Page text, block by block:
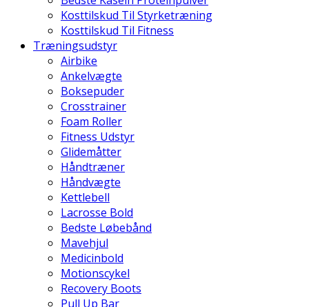
Kosttilskud Til Styrketræning
Kosttilskud Til Fitness
Træningsudstyr
Airbike
Ankelvægte
Boksepuder
Crosstrainer
Foam Roller
Fitness Udstyr
Glidemåtter
Håndtræner
Håndvægte
Kettlebell
Lacrosse Bold
Bedste Løbebånd
Mavehjul
Medicinbold
Motionscykel
Recovery Boots
Pull Up Bar